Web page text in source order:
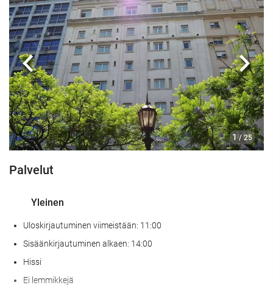
1 / 25
Edellinen
Palvelut
Yleinen
Uloskirjautuminen viimeistään: 11:00
Sisäänkirjautuminen alkaen: 14:00
Hissi
Ei lemmikkejä